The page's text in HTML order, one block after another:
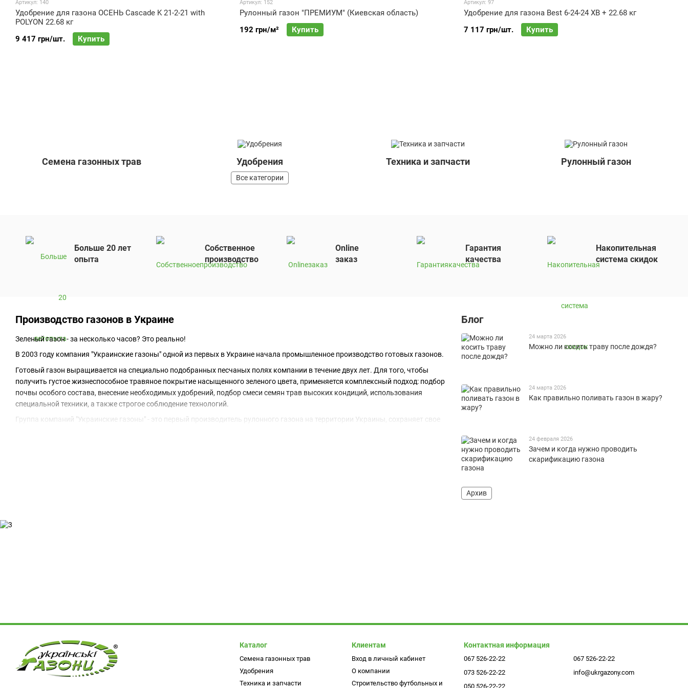
Артикул: 140
Удобрение для газона ОСЕНЬ Cascade K 21-2-21 with
POLYON 22.68 кг
9 417 грн/шт.
Купить
Артикул: 152
Рулонный газон "ПРЕМИУМ" (Киевская область)
192 грн/м²
Купить
Артикул: 97
Удобрение для газона Best 6-24-24 XB + 22.68 кг
7 117 грн/шт.
Купить
Семена газонных трав Удобрения
Все категории
Техника и запчасти Рулонный газон
Больше 20 лет
опыта
Собственное
производство
Online
заказ
Гарантия
качества
Накопительная
система скидок
Производство газонов в Украине
Зеленый газон - за несколько часов? Это реально!
В 2003 году компания "Украинские газоны" одной из первых в Украине начала промышленное производство готовых газонов.
Готовый газон выращивается на специально подобранных песчаных полях компании в течение двух лет. Для того, чтобы
получить густое жизнеспособное травяное покрытие насыщенного зеленого цвета, применяется комплексный подход: подбор
почвы особого состава, внесение необходимых удобрений, подбор смеси семян трав высоких кондиций, использования
специальной техники, а также строгое соблюдение технологий.
Группа компаний "Украинские газоны" - это первый производитель рулонного газона на территории Украины, сохраняет свое
ряд преимуществ и положительных характеристик:
неприхотливость;
универсальность;
Блог
24 марта 2026
Можно ли косить траву после дождя?
24 марта 2026
Как правильно поливать газон в жару?
24 февраля 2026
Зачем и когда нужно проводить
скарификацию газона
Архив
Каталог
Семена газонных трав
Удобрения
Техника и запчасти
Клиентам
Вход в личный кабинет
О компании
Строительство футбольных и
Контактная информация
067 526-22-22
073 526-22-22
050 526-22-22
067 526-22-22
info@ukrgazony.com